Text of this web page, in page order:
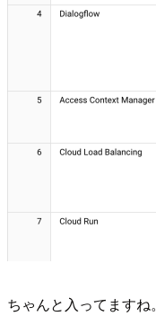
ちゃんと入ってますね。